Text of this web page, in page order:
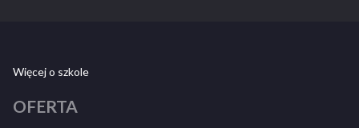
Więcej o szkole
OFERTA